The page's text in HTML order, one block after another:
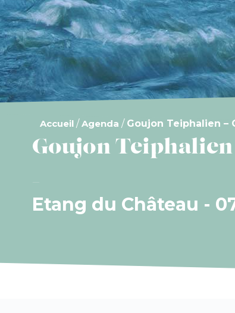
Accueil /Agenda / Goujon Teiphalien –
Goujon Teiphalien
Etang du Château -